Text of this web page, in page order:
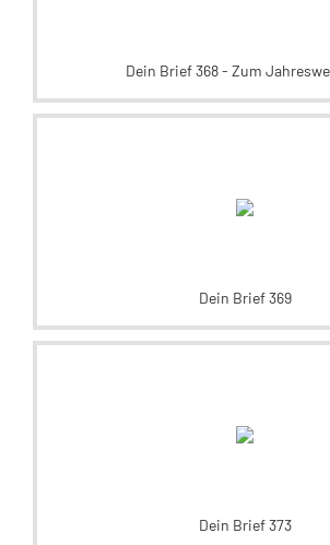
Dein Brief 368 - Zum
Dein Brief 369
Dein Brief 373